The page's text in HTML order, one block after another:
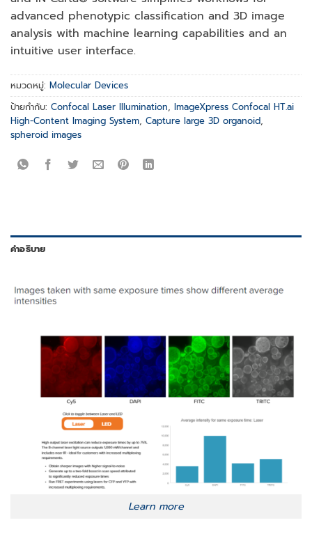
advanced phenotypic classification and 3D image
analysis with machine learning capabilities and an
intuitive user interface.
หมวดหมู่: Molecular Devices
ป้ายกำกับ: Confocal Laser Illumination, ImageXpress Confocal HT.ai
High-Content Imaging System, Capture large 3D organoid,
spheroid images
คำอธิบาย
Learn more